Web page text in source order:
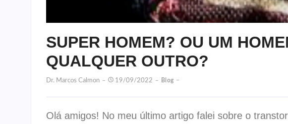
SUPER HOMEM? OU UM
QUALQUER OUTRO?
Dr. Marcos Calmon 19/09/2022 Blog
Olá amigos! No meu último artigo falei sobre o